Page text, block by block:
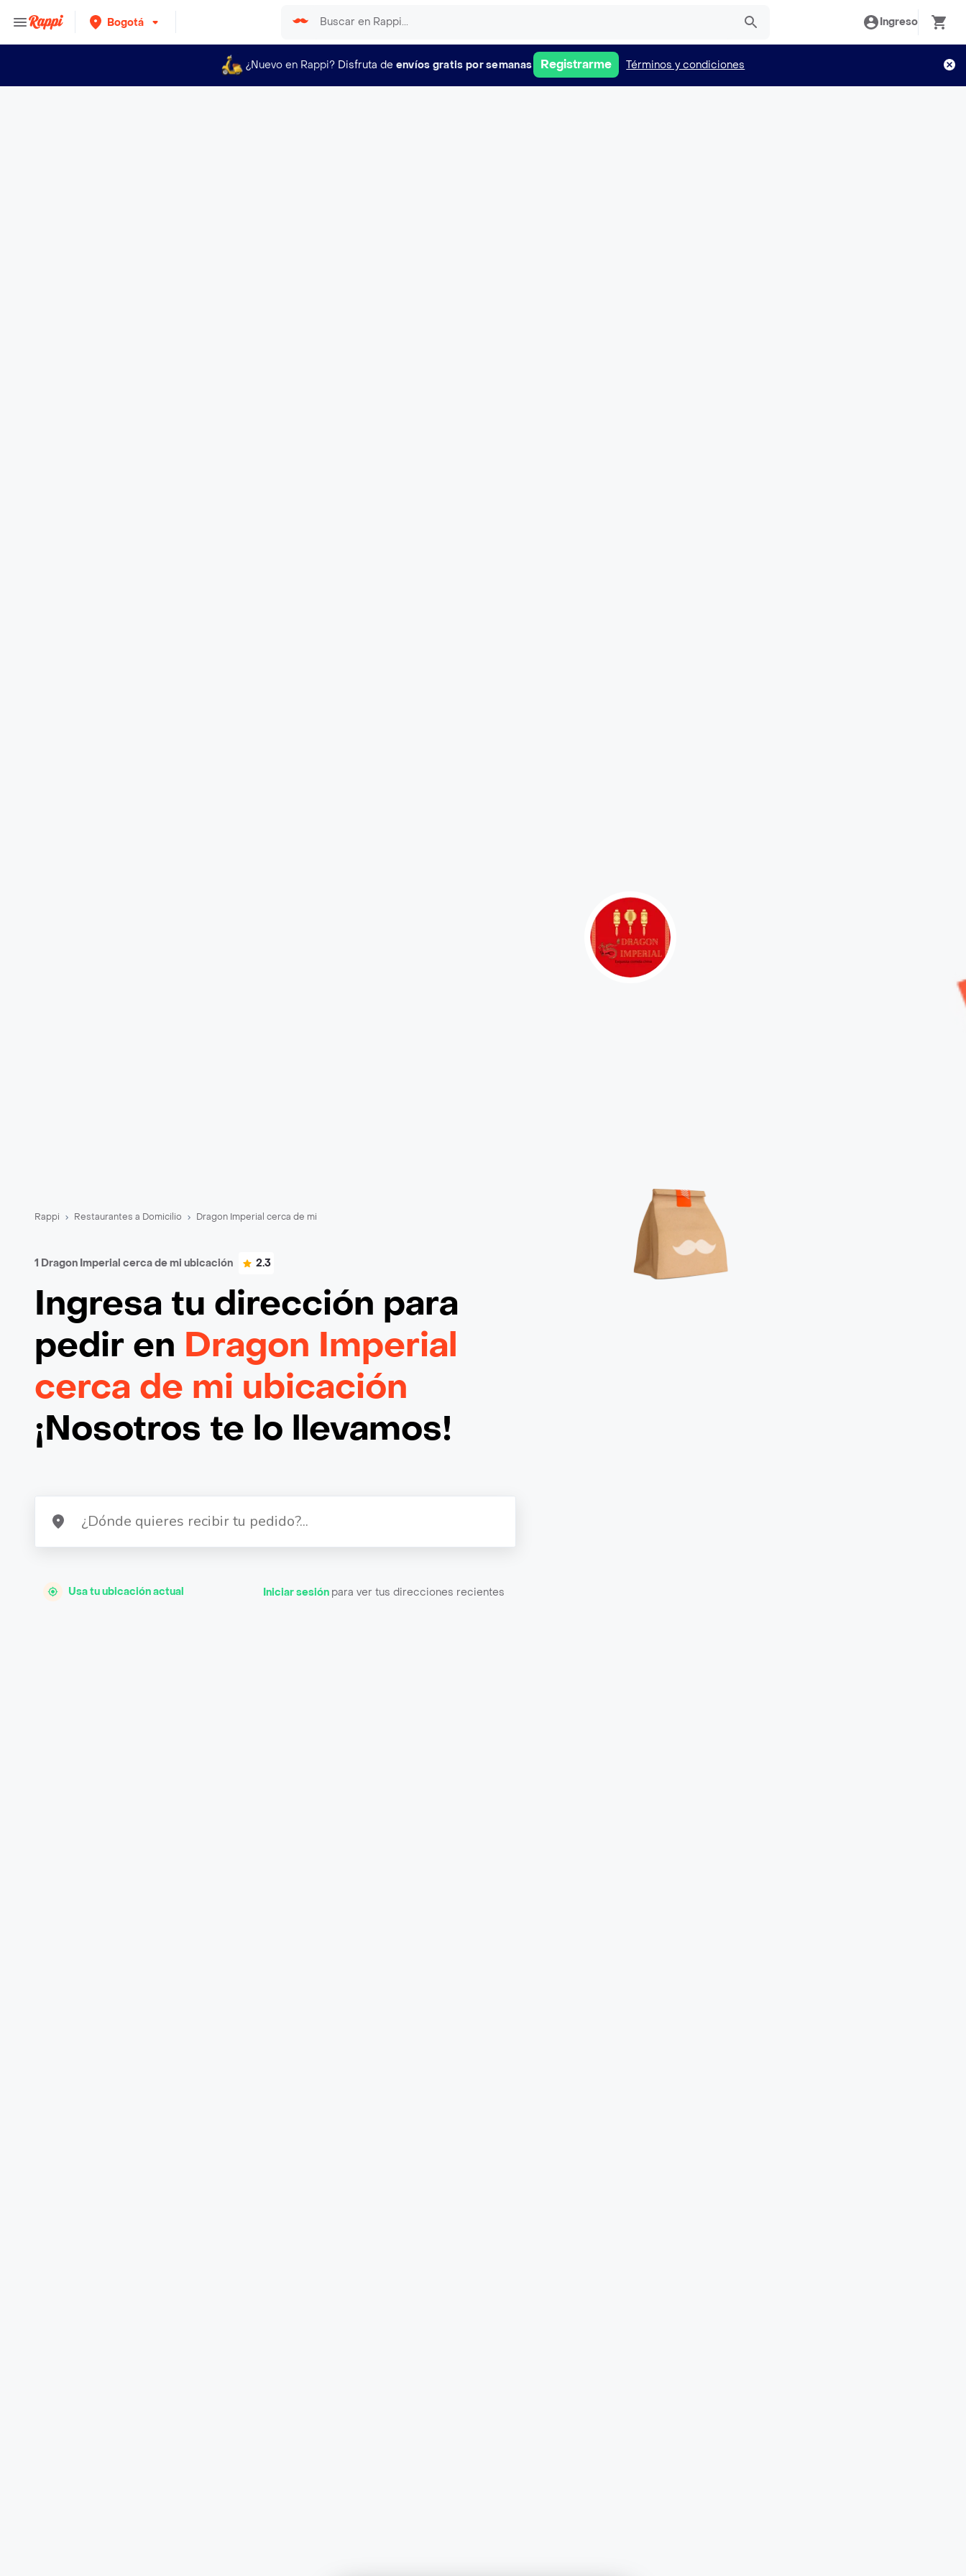
Bogotá Ingreso
¿Nuevo en Rappi? Disfruta de envíos gratis por semanas Registrarme Términos y condiciones
Rappi Restaurantes a Domicilio Dragon Imperial cerca de mi
1 Dragon Imperial cerca de mi ubicación 2.3
Ingresa tu dirección para
pedir en Dragon Imperial
cerca de mi ubicación
¡Nosotros te lo llevamos!
Usa tu ubicación actual Iniciar sesión para ver tus direcciones recientes